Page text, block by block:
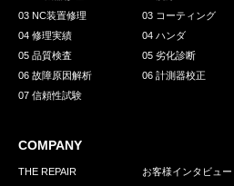
お問い合わせ 発送先
03 NC装置修理
04 修理実績
05 品質検査
06 故障原因解析
07 信頼性試験
03 コーティング
04 ハンダ
05 劣化診断
06 計測器校正
COMPANY
THE REPAIR
お客様インタビュー